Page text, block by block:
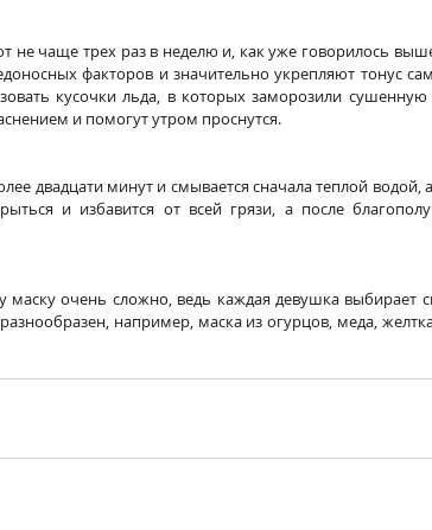
не чаще трех раз в неделю и, как уже говорилось
факторов и значительно укрепляют тонус
кусочки льда, в которых заморозили
и помогут утром проснутся.
двадцати минут и смывается сначала теплой
и избавится от всей грязи, а после
маску очень сложно, ведь каждая девушка
например, маска из огурцов, меда,